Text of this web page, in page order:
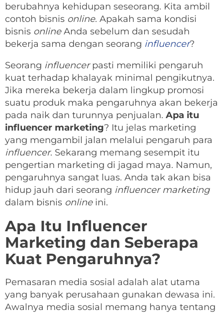
berubahnya kehidupan seseorang. Kita ambil
contoh bisnis online. Apakah sama kondisi
bisnis onlineAnda sebelum dan sesudah
bekerja sama dengan seorang influencer?
Seorang influencerpasti memiliki pengaruh
kuat terhadap khalayak minimal pengikutnya.
Jika mereka bekerja dalam lingkup promosi
suatu produk maka pengaruhnya akan bekerja
pada naik dan turunnya penjualan. Apa itu
influencer marketing? Itu jelas marketing
yang mengambil jalan melalui pengaruh para
influencer. Sekarang memang sesempit itu
pengertian marketing di jagad maya. Namun,
pengaruhnya sangat luas. Anda tak akan bisa
hidup jauh dari seorang influencer marketing
dalam bisnis online ini.
Apa Itu Influencer
Marketing dan Seberapa
Kuat Pengaruhnya?
Pemasaran media sosial adalah alat utama
yang banyak perusahaan gunakan dewasa ini.
Awalnya media sosial memang hanya tentang